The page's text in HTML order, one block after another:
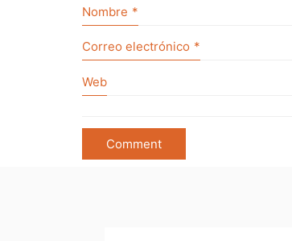
Nombre *
Correo electrónico *
Web